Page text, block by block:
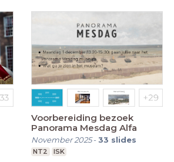
Voorbereiding bezoek
Panorama Mesdag Alfa
November 2025-33 slides
NT2 ISK